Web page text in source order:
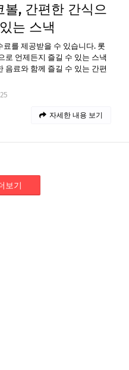
, 간편한 간식으
는 스낵
를 제공받을 수 있습니다. 롯
로 언제든지 즐길 수 있는 스낵
음료와 함께 즐길 수 있는 간편
자세한 내용 보기
보기